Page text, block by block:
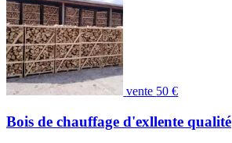
vente 50 €
Bois de chauffage d'exllente qualité